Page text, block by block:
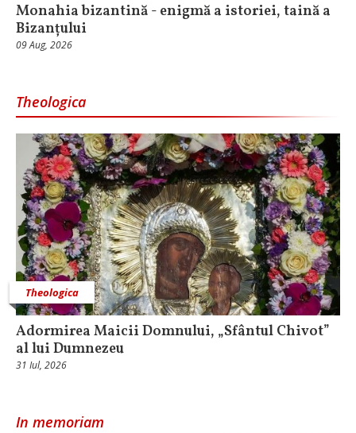
Monahia bizantină - enigmă a istoriei, taină a
Bizanțului
09 Aug, 2026
Theologica
Theologica
Adormirea Maicii Domnului, „Sfântul Chivot”
al lui Dumnezeu
31 Iul, 2026
In memoriam